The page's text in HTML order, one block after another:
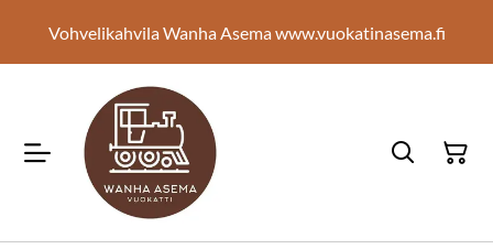
Vohvelikahvila Wanha Asema www.vuokatinasema.fi